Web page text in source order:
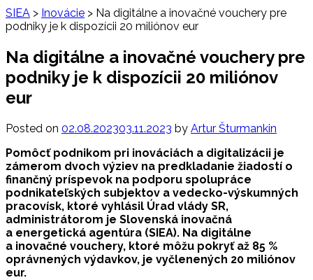
SIEA > Inovácie > Na digitálne a inovačné vouchery pre
podniky je k dispozícii 20 miliónov eur
Na digitálne a inovačné vouchery pre
podniky je k dispozícii 20 miliónov
eur
Posted on 02.08.202303.11.2023 by Artur Šturmankin
Pomôcť podnikom pri inováciách a digitalizácii je
zámerom dvoch výziev na predkladanie žiadostí o
finančný príspevok na podporu spolupráce
podnikateľských subjektov a vedecko-výskumných
pracovísk, ktoré vyhlásil Úrad vlády SR,
administrátorom je Slovenská inovačná
a energetická agentúra (SIEA). Na digitálne
a inovačné vouchery, ktoré môžu pokryť až 85 %
oprávnených výdavkov, je vyčlenených 20 miliónov
eur.